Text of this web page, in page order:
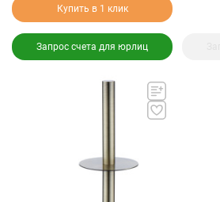
Купить в 1 клик
Запрос счета для юрлиц